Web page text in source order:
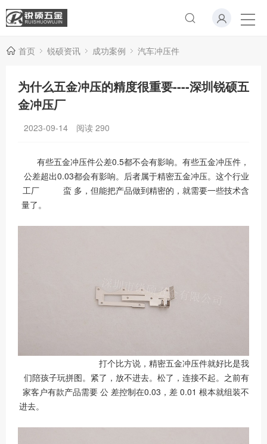
首页 锐硕资讯 成功案例 汽车冲压件
为什么五金冲压的精度很重要----深圳锐硕五
金冲压厂
2023-09-14 阅读 290
有些五金冲压件公差0.5都不会有影响。有些五金冲压件，
公差超出0.03都会有影响。后者属于精密五金冲压。这个行业
工厂 蛮 多，但能把产品做到精密的，就需要一些技术含
量了。
打个比方说，精密五金冲压件就好比是我
们陪孩子玩拼图。紧了，放不进去。松了，连接不起。之前有
家客户有款产品需要 公 差控制在0.03 ，差 0.01 根本就组装不
进去。